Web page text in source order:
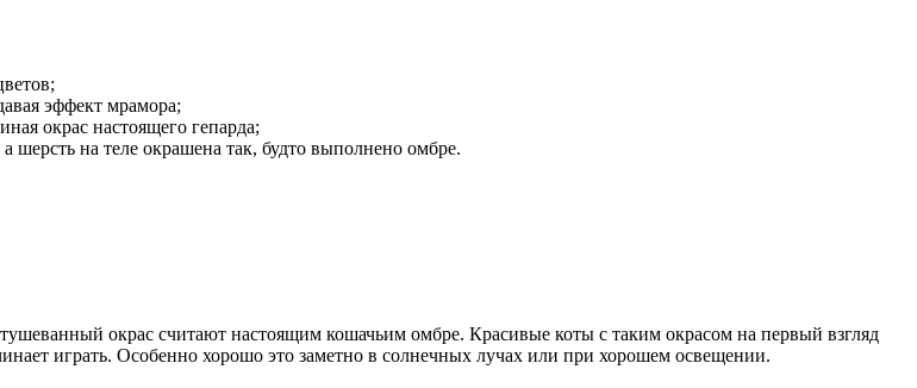
эффект мрамора;
окрас настоящего гепарда;
шерсть на теле окрашена так, будто выполнено омбре.
окрас считают настоящим кошачьим омбре. Красивые коты с таким окрасом на первый взгляд
играть. Особенно хорошо это заметно в солнечных лучах или при хорошем освещении.